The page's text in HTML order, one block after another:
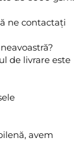
ne contactați
de livrare este
avem